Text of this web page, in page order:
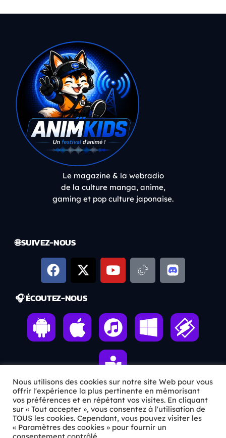
Le magazine & la webradio
de la culture manga, anime,
gaming et pop culture japonaise.
🌐 SUIVEZ-NOUS
🎧 ÉCOUTEZ-NOUS
ℹ️ INFOS PRATIQUES
✉️Contact
Nous utilisons des cookies sur notre site Web pour vous
offrir l'expérience la plus pertinente en mémorisant
vos préférences et en répétant vos visites. En cliquant
sur « Tout accepter », vous consentez à l'utilisation de
TOUS les cookies. Cependant, vous pouvez visiter les
« Paramètres des cookies » pour fournir un